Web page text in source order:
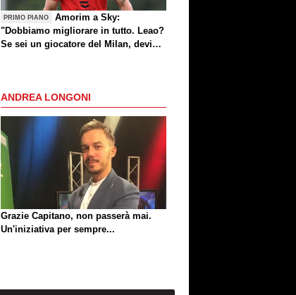
PRIMO PIANO
Amorim a Sky:
"Dobbiamo migliorare in tutto. Leao?
Se sei un giocatore del Milan, devi
ANDREA LONGONI
Grazie Capitano, non passerà mai.
Un'iniziativa per sempre...